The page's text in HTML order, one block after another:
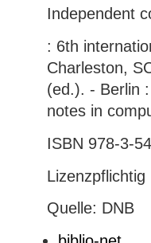
Independent
: 6th
Charleston,
(ed.). - Berlin
notes in
ISBN 978-3-
Lizenzpflichtig
Quelle: DNB